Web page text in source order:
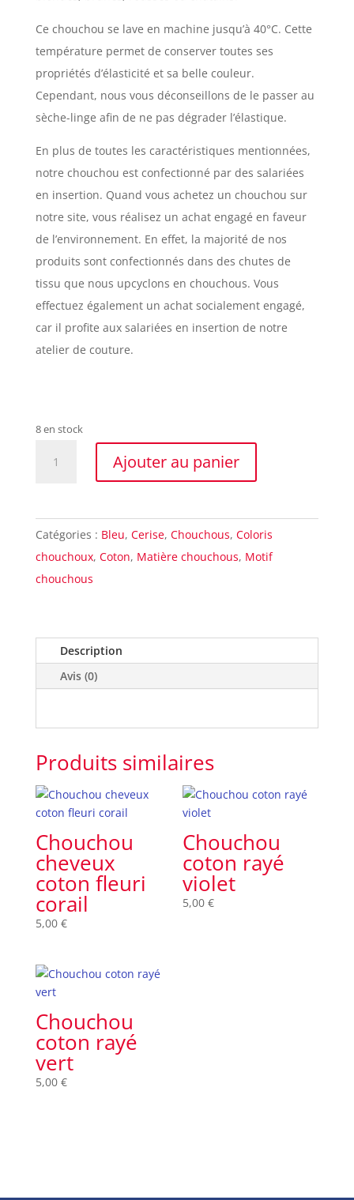
Ce chouchou se lave en machine jusqu’à 40°C. Cette
température permet de conserver toutes ses
propriétés d’élasticité et sa belle couleur.
Cependant, nous vous déconseillons de le passer au
sèche-linge afin de ne pas dégrader l’élastique.
En plus de toutes les caractéristiques mentionnées,
notre chouchou est confectionné par des salariées
en insertion. Quand vous achetez un chouchou sur
notre site, vous réalisez un achat engagé en faveur
de l’environnement. En effet, la majorité de nos
produits sont confectionnés dans des chutes de
tissu que nous upcyclons en chouchous. Vous
effectuez également un achat socialement engagé,
car il profite aux salariées en insertion de notre
atelier de couture.
8 en stock
coton
cerise
Ajouter au panier
Catégories : Bleu, Cerise, Chouchous, Coloris
chouchoux, Coton, Matière chouchous, Motif
chouchous
Description
Avis (0)
Produits similaires
Chouchou
cheveux
coton fleuri
corail
5,00 €
Chouchou
coton rayé
violet
5,00€
Chouchou
coton rayé
vert
5,00 €